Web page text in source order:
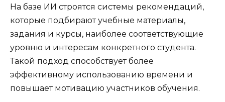
На базе ИИ строятся системы рекомендаций,
которые подбирают учебные материалы,
задания и курсы, наиболее соответствующие
уровню и интересам конкретного студента.
Такой подход способствует более
эффективному использованию времени и
повышает мотивацию участников обучения.